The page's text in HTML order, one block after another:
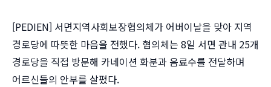
[PEDIEN] 서면지역사회보장협의체가 어버이날을 맞아 지역
경로당에 따뜻한 마음을 전했다. 협의체는 8일 서면 관내 25개
경로당을 직접 방문해 카네이션 화분과 음료수를 전달하며
어르신들의 안부를 살폈다.